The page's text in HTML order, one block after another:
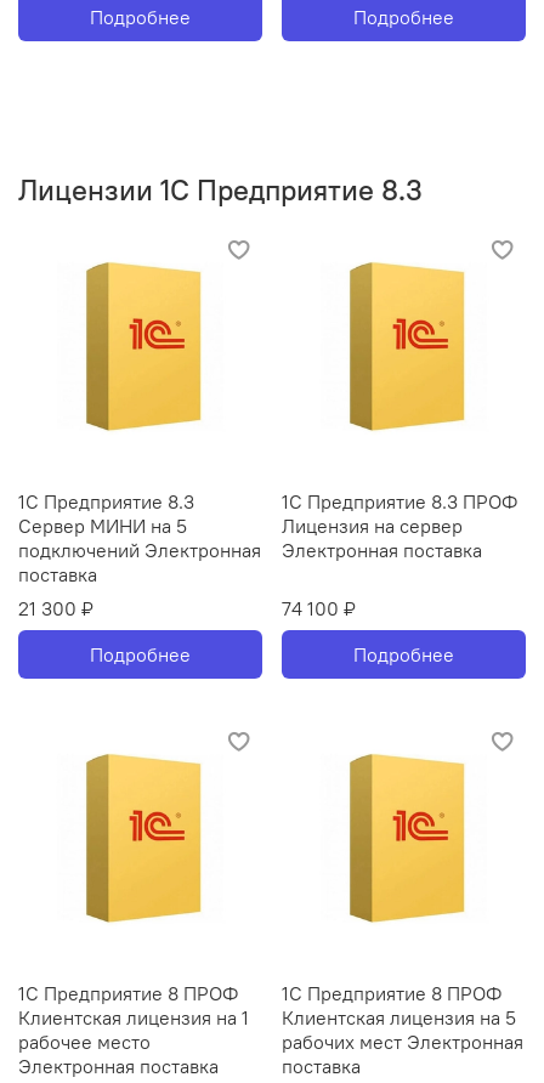
Подробнее
Подробнее
Лицензии 1С Предприятие 8.3
1С Предприятие 8.3
Сервер МИНИ на 5
подключений Электронная
поставка
21 300 ₽
Подробнее
1С Предприятие 8.3 ПРОФ
Лицензия на сервер
Электронная поставка
74 100 ₽
Подробнее
1С Предприятие 8 ПРОФ
Клиентская лицензия на 1
рабочее место
Электронная поставка
1С Предприятие 8 ПРОФ
Клиентская лицензия на 5
рабочих мест Электронная
поставка